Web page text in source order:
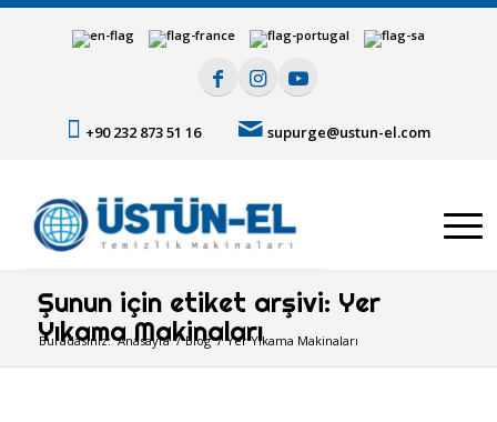
+90 232 873 51 16 supurge@ustun-el.com
Şunun için etiket arşivi: Yer
Yıkama Makinaları
Buradasınız: Anasayfa / Blog / Yer Yıkama Makinaları